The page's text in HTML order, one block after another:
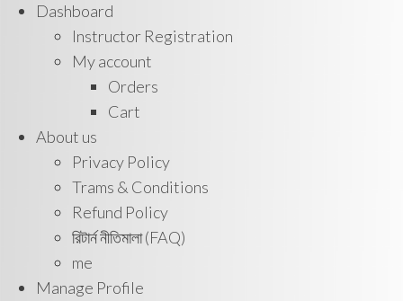
Dashboard
Instructor Registration
My account
Orders
Cart
About us
Privacy Policy
Trams & Conditions
Refund Policy
রিটার্ন নীতিমালা (FAQ)
me
Manage Profile